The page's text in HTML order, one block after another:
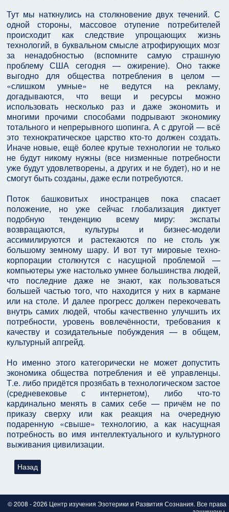
Тут мы наткнулись на столкновение двух течений. С
одной стороны, массовое отупение потребителей
происходит как следствие упрощающих жизнь
технологий, в буквальном смысле атрофирующих мозг
за ненадобностью (вспомните самую страшную
проблему США сегодня — ожирение). Оно также
выгодно для общества потребления в целом —
«слишком умные» не ведутся на рекламу,
догадываются, что вещи и ресурсы можно
использовать несколько раз и даже экономить и
многими прочими способами подрывают экономику
тотального и непрерывного шопинга. А с другой — всё
это технократическое царство кто-то должен создать.
Иначе новые, ещё более крутые технологии не только
не будут никому нужны (все низменные потребности
уже будут удовлетворены, а других и не будет), но и не
смогут быть созданы, даже если потребуются.
Поток башковитых иностранцев пока спасает
положение, но уже сейчас глобализация диктует
подобную тенденцию всему миру: экспаты
возвращаются, культуры и бизнес-модели
ассимилируются и растекаются по не столь уж
большому земному шару. И вот тут мировые техно-
корпорации столкнутся с насущной проблемой —
компьютеры уже настолько умнее большинства людей,
что последние даже не знают, как пользоваться
большей частью того, что находится у них в кармане
или на столе. И далее прогресс должен перекочевать
внутрь самих людей, чтобы качественно улучшить их
потребности, уровень вовлечённости, требования к
качеству и созидательные побуждения — в общем,
культурный апгрейд.
Но именно этого категорически не может допустить
экономика общества потребления и её управленцы.
Т.е. либо придётся прозябать в технологическом застое
(средневековье с интернетом), либо что-то
кардинально менять в самих себе — причём не по
приказу сверху или как реакция на очередную
подаренную «свыше» технологию, а как насущная
потребность во имя интеллектуального и культурного
выживания цивилизации.
Предыдущий: Американские психологи доказали, что люди
Назад
© 2008 - 2026 Центр изучения Эзотерики и Развития Сознания. Все права